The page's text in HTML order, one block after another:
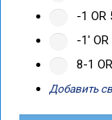
-1 OR
-1'
8-1
Добавить